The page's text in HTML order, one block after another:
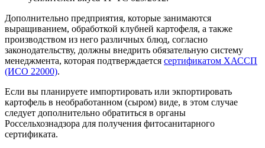
Дополнительно предприятия, которые занимаются
выращиванием, обработкой клубней картофеля, а также
производством из него различных блюд, согласно
законодательству, должны внедрить обязательную систему
менеджмента, которая подтверждается сертификатом ХАССП
(ИСО 22000).
Если вы планируете импортировать или экпортировать
картофель в необработанном (сыром) виде, в этом случае
следует дополнительно обратиться в органы
Россельхознадзора для получения фитосанитарного
сертификата.